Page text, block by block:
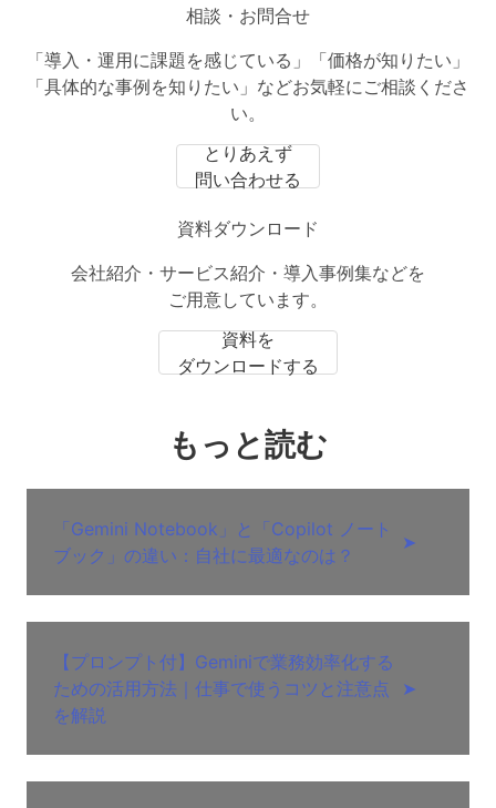
相談・お問合せ
「導入・運用に課題を感じている」「価格が知りたい」
「具体的な事例を知りたい」などお気軽にご相談くださ
い。
とりあえず
問い合わせる
資料ダウンロード
会社紹介・サービス紹介・導入事例集などを
ご用意しています。
資料を
ダウンロードする
もっと読む
「Gemini Notebook」と「Copilot ノート
ブック」の違い：自社に最適なのは？
➤
【プロンプト付】Geminiで業務効率化する
ための活用方法｜仕事で使うコツと注意点
を解説
➤